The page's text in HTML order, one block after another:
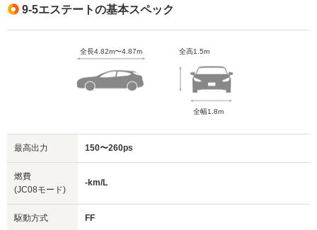
9-5エステートの基本スペック
全長4.82m〜4.87m 全高1.5m
全幅1.8m
最高出力 150〜260ps
燃費
(JC08モード)
-km/L
駆動方式 FF